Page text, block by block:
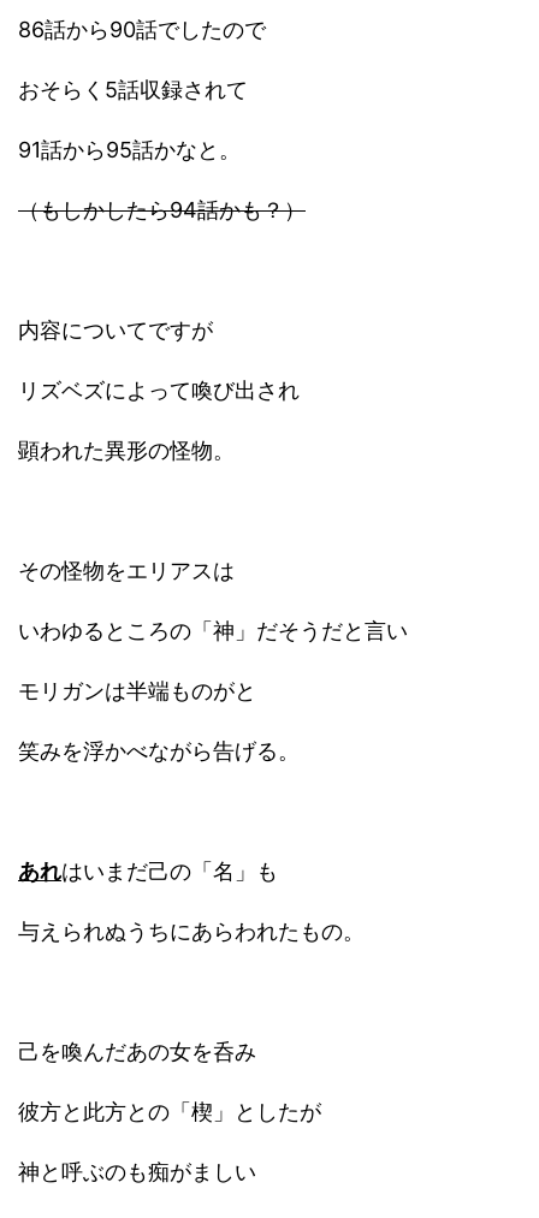
86話から90話でしたので
おそらく5話収録されて
91話から95話かなと。
（もしかしたら94話かも？）
内容についてですが
リズベズによって喚び出され
顕われた異形の怪物。
その怪物をエリアスは
いわゆるところの「神」だそうだと言い
モリガンは半端ものがと
笑みを浮かべながら告げる。
あれはいまだ己の「名」も
与えられぬうちにあらわれたもの。
己を喚んだあの女を呑み
彼方と此方との「楔」としたが
神と呼ぶのも痴がましい